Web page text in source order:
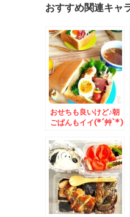
おすすめ関連キャ
おせちも良いけど♪朝
ごぱんもイイ(*´艸`*)